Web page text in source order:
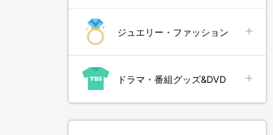
ジュエリー・ファッション
ドラマ・番組グッズ&DVD